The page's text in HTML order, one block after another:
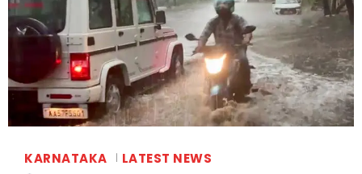
KARNATAKA LATEST NEWS